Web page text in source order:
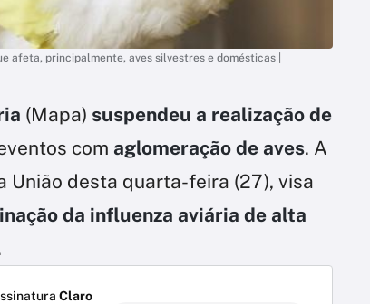
afeta, principalmente, aves silvestres e domésticas |
(Mapa) suspendeu a realização de
com aglomeração de aves. A
União desta quarta-feira (27), visa
da influenza aviária de alta
Claro